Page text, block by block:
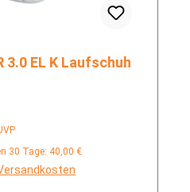
3.0 EL K Laufschuh
30 Tage: 40,00 €